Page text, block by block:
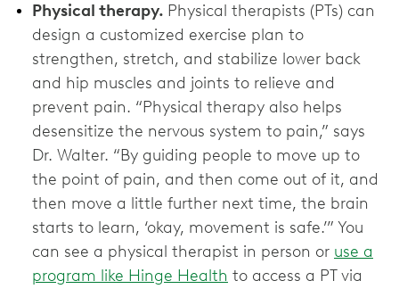
Physical therapy. Physical therapists (PTs) can
design a customized exercise plan to
strengthen, stretch, and stabilize lower back
and hip muscles and joints to relieve and
prevent pain. “Physical therapy also helps
desensitize the nervous system to pain,” says
Dr. Walter. “By guiding people to move up to
the point of pain, and then come out of it, and
then move a little further next time, the brain
starts to learn, ‘okay, movement is safe.’” You
can see a physical therapist in person or use a
program like Hinge Health to access a PT via